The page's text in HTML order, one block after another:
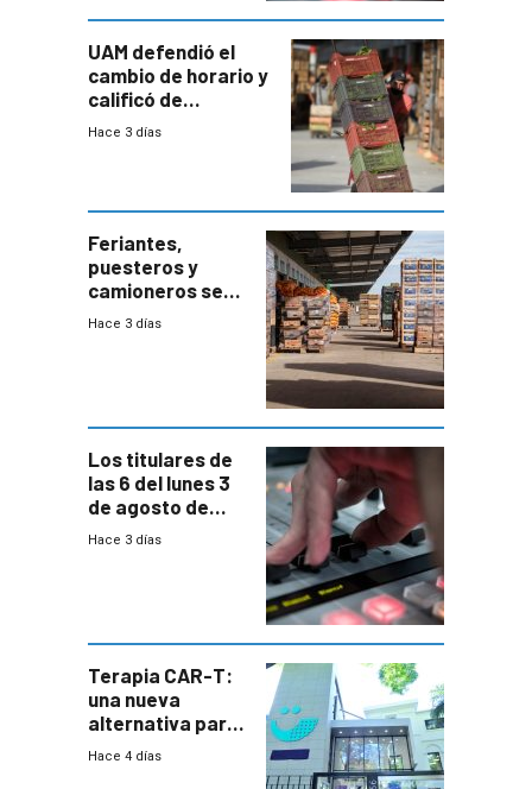
UAM defendió el
cambio de horario y
calificó de
“desproporcionado”
Hace 3 días
Feriantes,
puesteros y
camioneros se
movilizaron en
Hace 3 días
Los titulares de
las 6 del lunes 3
de agosto de
2026
Hace 3 días
Terapia CAR-T:
una nueva
alternativa para
niños y
Hace 4 días